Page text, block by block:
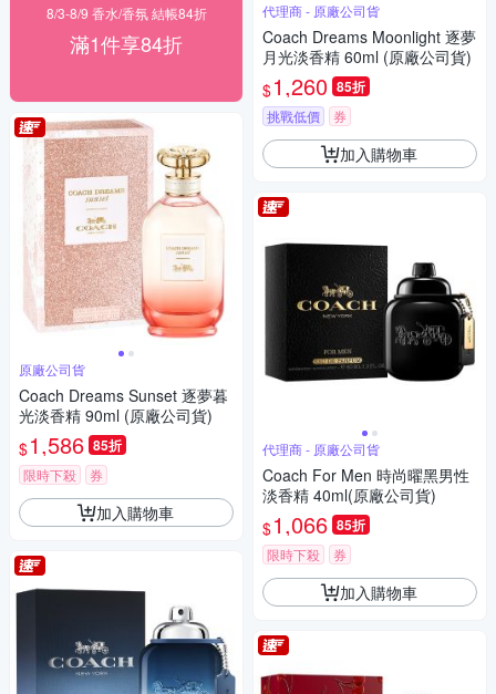
8/3-8/9 香水/香氛 結帳84折
滿1件享84折
原廠公司貨
Coach Dreams Sunset 逐夢暮
光淡香精 90ml (原廠公司貨)
$1,586 85折
限時下殺 券
加入購物車
代理商 - 原廠公司貨
Coach Dreams Moonlight 逐夢
月光淡香精 60ml (原廠公司貨)
$1,260 85折
挑戰低價 券
加入購物車
代理商 - 原廠公司貨
Coach For Men 時尚曜黑男性
淡香精 40ml(原廠公司貨)
$1,066 85折
限時下殺 券
加入購物車